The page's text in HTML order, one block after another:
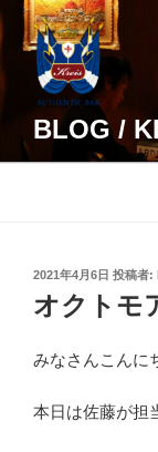
コ
BLOG /
投
日:
2021年4月6日 投稿者:
オクトモ
みなさんこんに
本日は佐藤が担